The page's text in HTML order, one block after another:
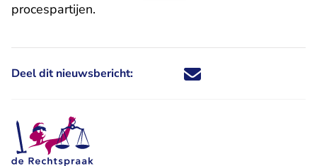
procespartijen.
Deel dit nieuwsbericht: Deel dit nieuwsbericht via X -
Deel dit nieuwsbericht via
Deel dit nieuwsbericht
Deel dit